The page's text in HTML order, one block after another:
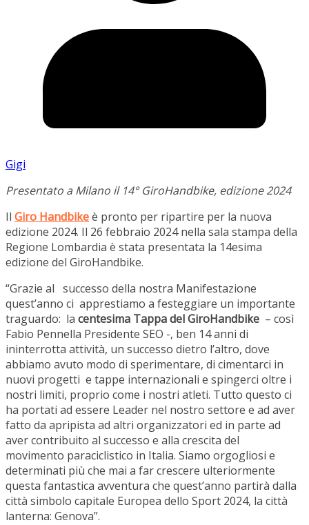
Gigi
Presentato a Milano il 14° GiroHandbike, edizione 2024
Il Giro Handbikeè pronto per ripartire per la nuova
edizione 2024. Il 26 febbraio 2024 nella sala stampa della
Regione Lombardia è stata presentata la 14esima
edizione del GiroHandbike.
“Grazie al successo della nostra Manifestazione
quest’anno ci apprestiamo a festeggiare un importante
traguardo: la centesima Tappa del GiroHandbike – così
Fabio Pennella Presidente SEO -, ben 14 anni di
ininterrotta attività, un successo dietro l’altro, dove
abbiamo avuto modo di sperimentare, di cimentarci in
nuovi progetti e tappe internazionali e spingerci oltre i
nostri limiti, proprio come i nostri atleti. Tutto questo ci
ha portati ad essere Leader nel nostro settore e ad aver
fatto da apripista ad altri organizzatori ed in parte ad
aver contribuito al successo e alla crescita del
movimento paraciclistico in Italia. Siamo orgogliosi e
determinati più che mai a far crescere ulteriormente
questa fantastica avventura che quest’anno partirà dalla
città simbolo capitale Europea dello Sport 2024, la città
lanterna: Genova”.